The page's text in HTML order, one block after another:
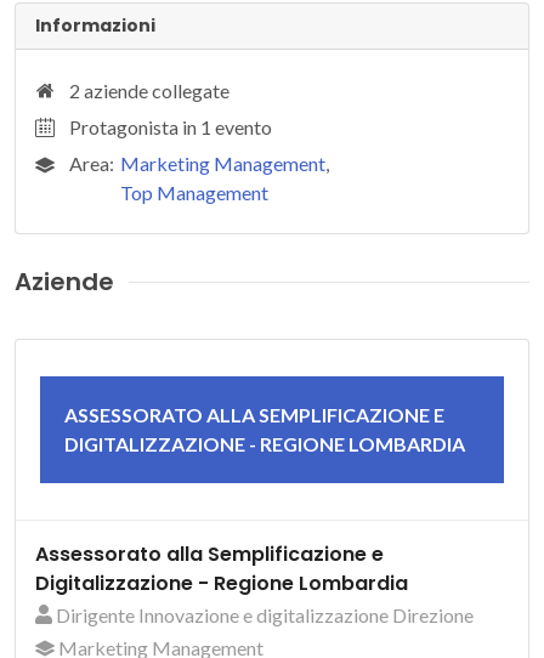
Informazioni
2 aziende collegate
Protagonista in 1 evento
Area: Marketing Management,
Top Management
Aziende
ASSESSORATO ALLA SEMPLIFICAZIONE E
DIGITALIZZAZIONE - REGIONE LOMBARDIA
Assessorato alla Semplificazione e
Digitalizzazione - Regione Lombardia
Dirigente Innovazione e digitalizzazione Direzione
Marketing Management